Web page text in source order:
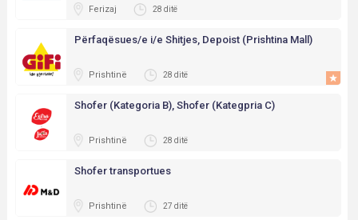
Ferizaj 28 ditë
Përfaqësues/e i/e Shitjes, Depoist (Prishtina Mall)
Prishtinë 28 ditë
Shofer (Kategoria B), Shofer (Kategpria C)
Prishtinë 28 ditë
Shofer transportues
Prishtinë 27 ditë